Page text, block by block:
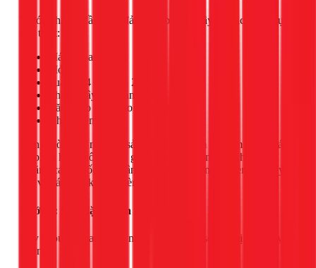
Trước khi bắt đầu, hãy đảm bảo bạn có đầy đủ các dụng cụ
cần thiết:
Máy khoan tường
Mỏ lết
Tua vít (4 cạnh và 2 cạnh)
Thước dây, bút đánh dấu
Băng keo non (cao su non)
Khăn mềm
Đồng thời, hãy mở hộp sản phẩm và kiểm tra xem có đủ các
bộ phận hay không, bao gồm: củ sen, chân sen (chữ Z),
gioăng cao su, ốc vít, thân sen, bát sen trần, bát sen tay, dây
sen và các phụ kiện đi kèm.
Bước 2: Lắp đặt củ sen (bộ trộn nước)
Đây là bước quan trọng nhất, quyết định sen có bị rò rỉ hay
không.